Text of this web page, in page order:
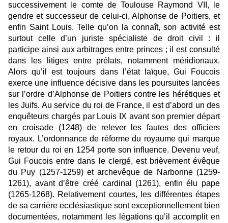
successivement le comte de Toulouse Raymond VII, le
gendre et successeur de celui-ci, Alphonse de Poitiers, et
enfin Saint Louis. Telle qu’on la connaît, son activité est
surtout celle d’un juriste spécialiste de droit civil : il
participe ainsi aux arbitrages entre princes ; il est consulté
dans les litiges entre prélats, notamment méridionaux.
Alors qu’il est toujours dans l’état laïque, Gui Foucois
exerce une influence décisive dans les poursuites lancées
sur l’ordre d’Alphonse de Poitiers contre les hérétiques et
les Juifs. Au service du roi de France, il est d’abord un des
enquêteurs chargés par Louis IX avant son premier départ
en croisade (1248) de relever les fautes des officiers
royaux. L’ordonnance de réforme du royaume qui marque
le retour du roi en 1254 porte son influence. Devenu veuf,
Gui Foucois entre dans le clergé, est brièvement évêque
du Puy (1257-1259) et archevêque de Narbonne (1259-
1261), avant d’être créé cardinal (1261), enfin élu pape
(1265-1268). Relativement courtes, les différentes étapes
de sa carrière ecclésiastique sont exceptionnellement bien
documentées, notamment les légations qu’il accomplit en